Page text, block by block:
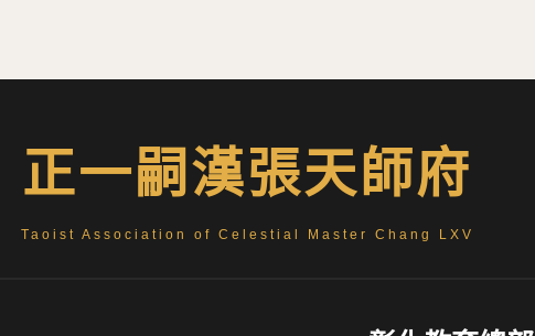
正一嗣漢張天師府
Taoist Association of Celestial Master Chang LXV